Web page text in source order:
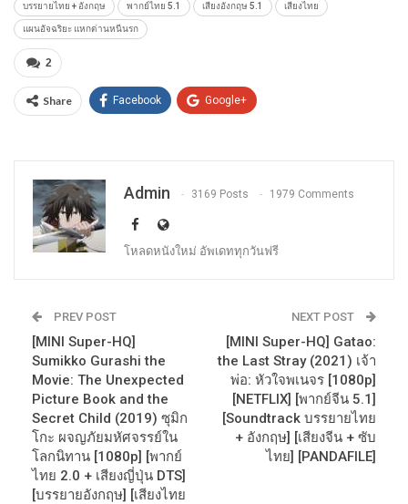
บรรยายไทย + อังกฤษ พากย์ไทย 5.1 เสียงอังกฤษ 5.1 เสียงไทย
แผนอัจฉริยะ แหกด่านหนีนรก
2
Share Facebook Google+
Admin 3169 Posts 1979 Comments
โหลดหนังใหม่ อัพเดททุกวันฟรี
PREV POST
[MINI Super-HQ]
Sumikko Gurashi the
Movie: The Unexpected
Picture Book and the
Secret Child (2019) ซุมิก
โกะ ผจญภัยมหัศจรรย์ใน
โลกนิทาน [1080p] [พากย์
ไทย 2.0 + เสียงญี่ปุ่น DTS]
[บรรยายอังกฤษ] [เสียงไทย
NEXT POST
[MINI Super-HQ] Gatao:
the Last Stray (2021) เจ้า
พ่อ: หัวใจพเนจร [1080p]
[NETFLIX] [พากย์จีน 5.1]
[Soundtrack บรรยายไทย
+ อังกฤษ] [เสียงจีน + ซับ
ไทย] [PANDAFILE]